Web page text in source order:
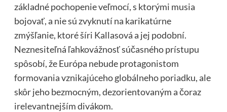
základné pochopenie veľmocí, s ktorými musia
bojovať, a nie sú zvyknutí na karikatúrne
zmýšľanie, ktoré šíri Kallasová a jej podobní.
Neznesiteľná ľahkovážnosť súčasného prístupu
spôsobí, že Európa nebude protagonistom
formovania vznikajúceho globálneho poriadku, ale
skôr jeho bezmocným, dezorientovaným a čoraz
irelevantnejším divákom.